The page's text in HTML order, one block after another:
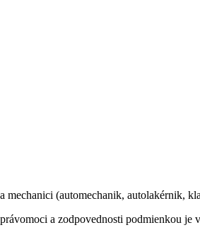
mechanici (automechanik, autolakérnik,
a zodpovednosti podmienkou